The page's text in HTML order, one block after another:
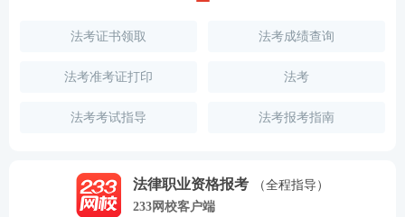
法考证书领取 法考成绩查询
法考准考证打印 法考
法考考试指导 法考报考指南
法律职业资格报考
（全程指导）
233网校客户端